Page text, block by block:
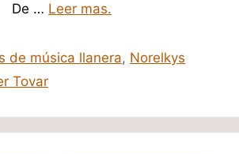
De … Leer mas.
de música llanera, Norelkys
Tovar